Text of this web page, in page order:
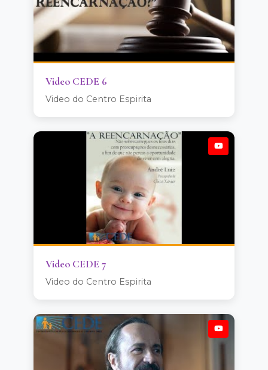
Video CEDE 6
Video do Centro Espirita
Video CEDE 7
Video do Centro Espirita